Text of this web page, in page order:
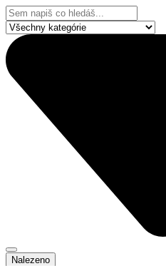
Přejít
k
obsahu
Search
...
Nalezeno